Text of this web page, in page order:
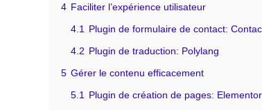
4 Faciliter l’expérience utilisateur
4.1
Plugin de formulaire de contact:
4.2 Plugin de traduction: Polylang
5 Gérer le contenu efficacement
5.1
Plugin de création de pages: Elementor